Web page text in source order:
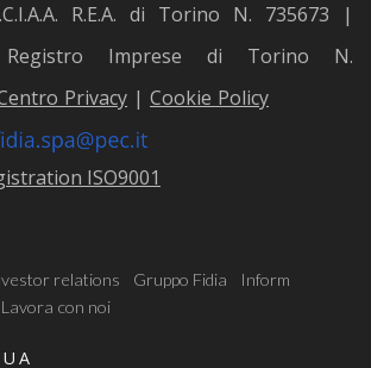
di
al prodotto
ideale
R.E.A. di Torino N. 735673 |
Imprese di Torino N.
Privacy | Cookie Policy
ISO9001
relations Gruppo Fidia
Inform
Lavora con noi